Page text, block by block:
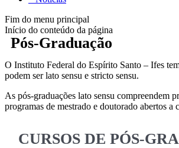
Fim do menu principal
Início do conteúdo da página
Pós-Graduação
O Instituto Federal do Espírito Santo – Ifes
podem ser lato sensu e stricto sensu.
As pós-graduações lato sensu compreendem
programas de mestrado e doutorado abertos
CURSOS DE PÓS-